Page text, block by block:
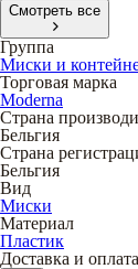
Смотреть все
Группа
Миски и
Торговая марка
Moderna
Страна
Бельгия
Страна
Бельгия
Вид
Миски
Материал
Пластик
Доставка и оплата